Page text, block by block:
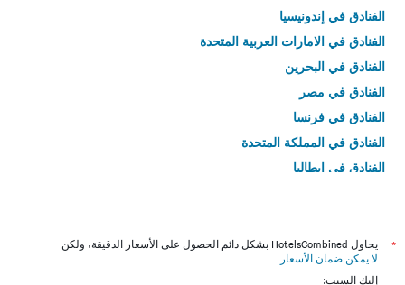
الفنادق في إندونيسيا
الفنادق في الامارات العربية المتحدة
الفنادق في البحرين
الفنادق في مصر
الفنادق في فرنسا
الفنادق في المملكة المتحدة
الفنادق في إيطاليا
*
يحاول HotelsCombined بشكل دائم الحصول على الأسعار الدقيقة، ولكن
لا يمكن ضمان الأسعار .
إليك السبب: